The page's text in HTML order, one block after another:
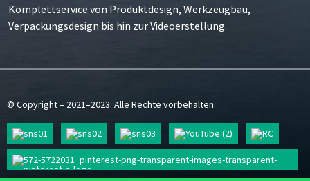
Komplettservice von Produktdesign, Werkzeugbau,
Verpackungsdesign bis hin zur Videoerstellung.
© Copyright – 2021–2023: Alle Rechte vorbehalten.